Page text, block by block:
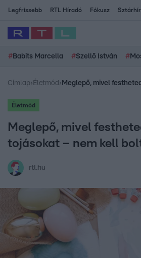
Legfrissebb RTL Híradó Fókusz
# Babits Marcella #Szellő István #
Címlap› Életmód ›
Életmód
Meglepő, mivel
tojásokat – nem kell
rtl.hu